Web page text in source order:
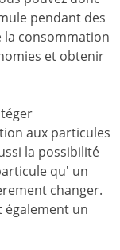
pendant des
la consommation
et obtenir
aux particules
la possibilité
qu' un
changer.
également un